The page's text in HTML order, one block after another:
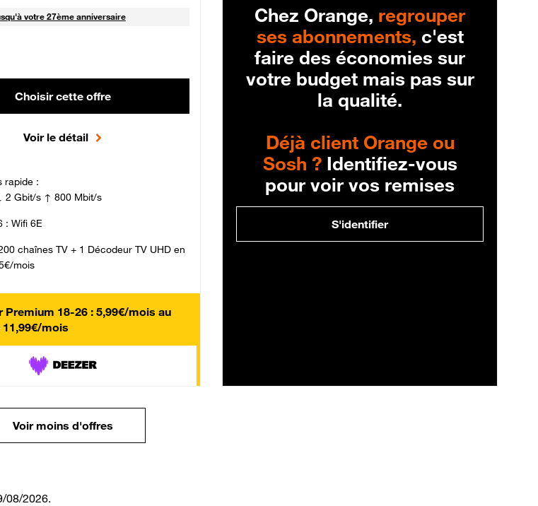
€ par moisvotre 27ème anniversaire
Choisir cette offre
Voir le détail
rapide :
2 Gbit/s ↑ 800 Mbit/s
: Wifi 6E
chaînes TV + 1 Décodeur TV UHD en
mois
Premium 18-26 : 5,99€/mois au
11,99€/mois
Chez Orange, regrouper
ses abonnements, c'est
faire des économies sur
votre budget mais pas sur
la qualité.
Déjà client Orange ou
Sosh ?Identifiez-vous
pour voir vos remises
S'identifier
Voir moins d'offres
08/2026.